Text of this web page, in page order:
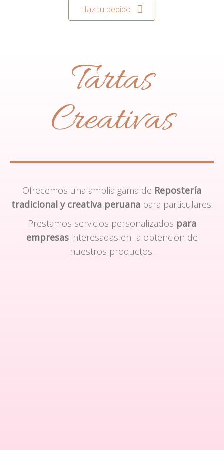
Haz tu pedido
Tartas
Creativas
Ofrecemos una amplia gama de Repostería
tradicional y creativa peruanapara particulares.
Prestamos servicios personalizados para
empresasinteresadas en la obtención de
nuestros productos.